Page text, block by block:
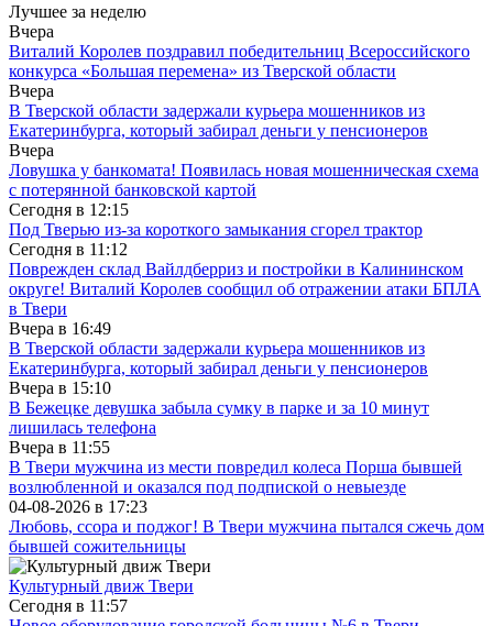
Лучшее за неделю
Вчера
Виталий Королев поздравил победительниц Всероссийского
конкурса «Большая перемена» из Тверской области
Вчера
В Тверской области задержали курьера мошенников из
Екатеринбурга, который забирал деньги у пенсионеров
Вчера
Ловушка у банкомата! Появилась новая мошенническая схема
с потерянной банковской картой
Сегодня в 12:15
Под Тверью из-за короткого замыкания сгорел трактор
Сегодня в 11:12
Поврежден склад Вайлдберриз и постройки в Калининском
округе! Виталий Королев сообщил об отражении атаки БПЛА
в Твери
Вчера в 16:49
В Тверской области задержали курьера мошенников из
Екатеринбурга, который забирал деньги у пенсионеров
Вчера в 15:10
В Бежецке девушка забыла сумку в парке и за 10 минут
лишилась телефона
Вчера в 11:55
В Твери мужчина из мести повредил колеса Порша бывшей
возлюбленной и оказался под подпиской о невыезде
04-08-2026 в 17:23
Любовь, ссора и поджог! В Твери мужчина пытался сжечь дом
бывшей сожительницы
Культурный движ Твери
Сегодня в 11:57